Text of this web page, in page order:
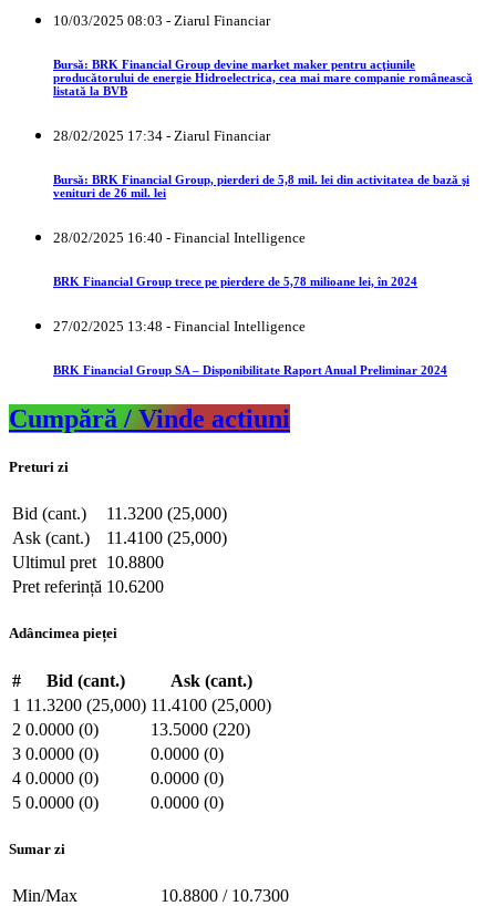
10/03/2025 08:03 - Ziarul Financiar
Bursă: BRK Financial Group devine market maker pentru acţiunile
producătorului de energie Hidroelectrica, cea mai mare companie românească
listată la BVB
28/02/2025 17:34 - Ziarul Financiar
Bursă: BRK Financial Group, pierderi de 5,8 mil. lei din activitatea de bază şi
venituri de 26 mil. lei
28/02/2025 16:40 - Financial Intelligence
BRK Financial Group trece pe pierdere de 5,78 milioane lei, în 2024
27/02/2025 13:48 - Financial Intelligence
BRK Financial Group SA – Disponibilitate Raport Anual Preliminar 2024
Cumpără / Vinde actiuni
Preturi zi
Bid (cant.)
11.3200 (25,000)
Ask (cant.)
11.4100 (25,000)
Ultimul pret 10.8800
Pret referință 10.6200
Adâncimea pieței
# Bid (cant.)
Ask (cant.)
1 11.3200 (25,000) 11.4100 (25,000)
2 0.0000 (0)
13.5000 (220)
3 0.0000 (0)
0.0000 (0)
4 0.0000 (0)
0.0000 (0)
5 0.0000 (0) 0.0000 (0)
Sumar zi
Min/Max
10.8800 / 10.7300